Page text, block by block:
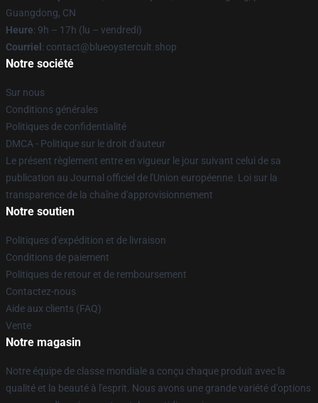
Guangdong, CN
Heure: 9h – 17h (lu – vendredi)
Courriel : contact@blueoystercult.shop
Notre société
Sur nous
Conditions générales
Politiques de confidentialité
DMCA - Politique sur le droit d'auteur
Le présent règlement entre en vigueur le jour suivant celui de sa
publication au Journal officiel de l'Union européenne. Loi sur la
transparence de la chaîne d'approvisionnement
Notre soutien
Politiques d'expédition et de livraison
Conditions de paiement
Politiques de retour et de remboursement
Contactez-nous
Aide aux clients (FAQ)
Vente
Notre magasin
Notre équipe de classe mondiale a conçu chaque produit avec la
qualité et la beauté à l'esprit. Nous avons une grande variété d'options